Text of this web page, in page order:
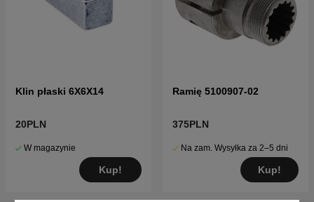
Klin płaski 6X6X14
20PLN
W magazynie
Kup!
Ramię 5100907-02
375PLN
Na zam. Wysyłka za 2–5 dni
Kup!